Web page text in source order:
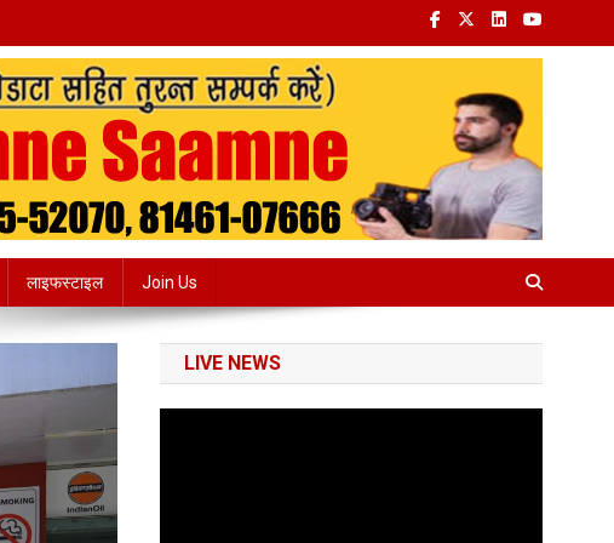
लाइफस्टाइल Join Us
LIVE NEWS